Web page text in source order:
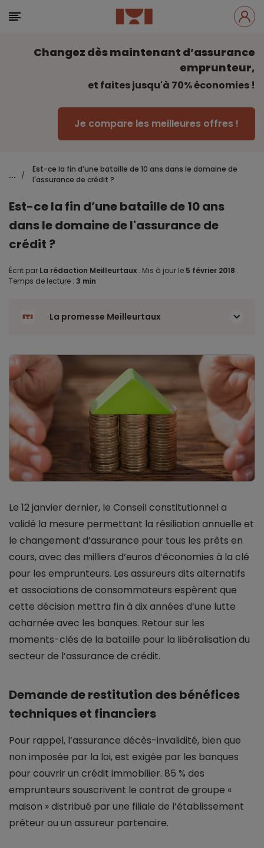
Changez dès maintenant d’assurance
emprunteur,
et faites jusqu'à 70% économies !
Je compare les meilleures offres !
... /
Est-ce la fin d’une bataille de 10 ans dans le domaine de
l'assurance de crédit ?
Est-ce la fin d’une bataille de 10 ans
dans le domaine de l'assurance de
crédit ?
Écrit par La rédaction Meilleurtaux . Mis à jour le 5 février 2018 .
Temps de lecture : 3 min
La promesse Meilleurtaux
Le 12 janvier dernier, le Conseil constitutionnel a
validé la mesure permettant la résiliation annuelle et
le changement d’assurance pour tous les prêts en
cours, avec des milliers d’euros d’économies à la clé
pour les emprunteurs. Les assureurs dits alternatifs
et associations de consommateurs espèrent que
cette décision mettra fin à dix années d’une lutte
acharnée avec les banques. Retour sur les
moments-clés de la bataille pour la libéralisation du
secteur de l’assurance de crédit.
Demande de restitution des bénéfices
techniques et financiers
Pour rappel, l’assurance décès-invalidité, bien que
non imposée par la loi, est exigée par les banques
pour couvrir un crédit immobilier. 85 % des
emprunteurs souscrivent le contrat de groupe «
maison » distribué par une filiale de l’établissement
prêteur ou un assureur partenaire.